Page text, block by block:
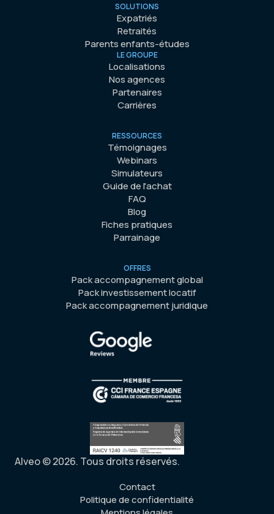
SOLUTIONS
Expatriés
Retraités
Parents enfants-études
LE GROUPE
Localisations
Nos agences
Partenaires
Carrières
RESSOURCES
Témoignages
Webinars
Simulateurs
Guide de l'achat
FAQ
Blog
Fiches pratiques
Parrainage
OFFRES
Pack accompagnement global
Pack investissement locatif
Pack accompagnement juridique
Alveo © 2026. Tous droits réservés.
Contact
Politique de confidentialité